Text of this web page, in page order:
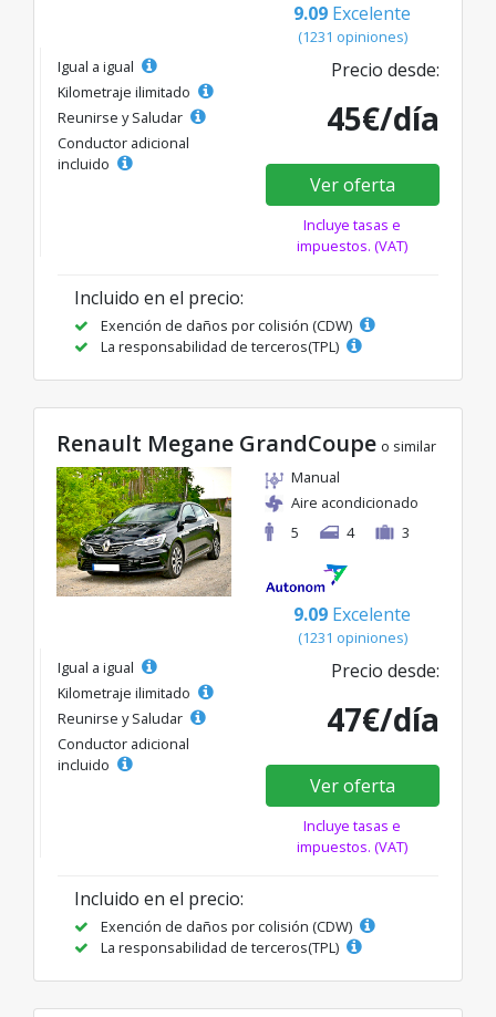
9.09 Excelente
(1231 opiniones)
Igual a igual
Kilometraje ilimitado
Reunirse y Saludar
Conductor adicional
incluido
Precio desde:
45€/día
Ver oferta
Incluye tasas e
impuestos. (VAT)
Incluido en el precio:
Exención de daños por colisión (CDW)
La responsabilidad de terceros(TPL)
Renault Megane GrandCoupe o similar
Manual
Aire acondicionado
5
4 3
9.09 Excelente
(1231 opiniones)
Igual a igual
Kilometraje ilimitado
Reunirse y Saludar
Conductor adicional
incluido
Precio desde:
47€/día
Ver oferta
Incluye tasas e
impuestos. (VAT)
Incluido en el precio:
Exención de daños por colisión (CDW)
La responsabilidad de terceros(TPL)